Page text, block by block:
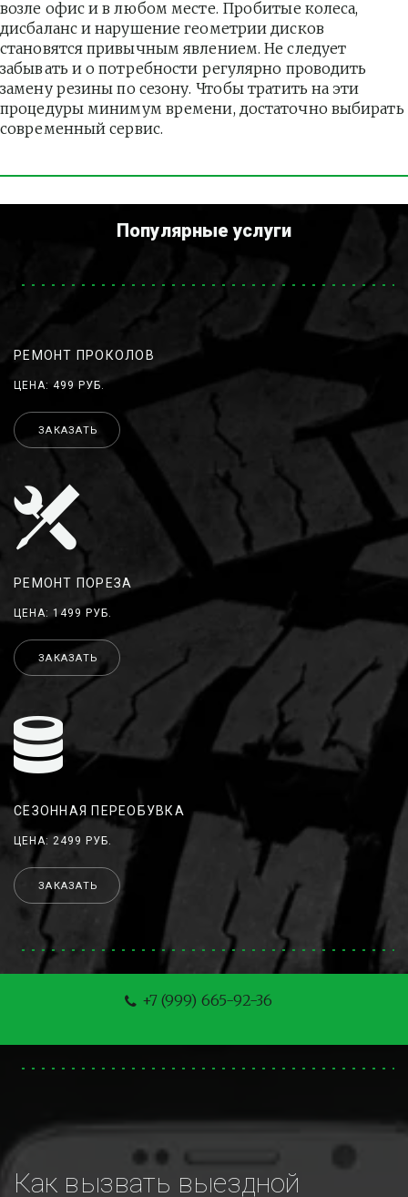
возле офис и в любом месте. Пробитые колеса,
дисбаланс и нарушение геометрии дисков
становятся привычным явлением. Не следует
забывать и о потребности регулярно проводить
замену резины по сезону. Чтобы тратить на эти
процедуры минимум времени, достаточно выбирать
современный сервис.
Популярные услуги
РЕМОНТ ПРОКОЛОВ
ЦЕНА: 499 РУБ.
ЗАКАЗАТЬ
РЕМОНТ ПОРЕЗА
ЦЕНА: 1499 РУБ.
ЗАКАЗАТЬ
СЕЗОННАЯ ПЕРЕОБУВКА
ЦЕНА: 2499 РУБ.
ЗАКАЗАТЬ
+7 (999) 665-92-36
Как вызвать выездной